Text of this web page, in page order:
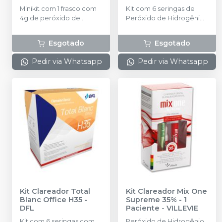
Minikit com 1 frasco com
4g de peróxido de
+ 1 frasco com 2g de
espessante + 1 frasco
com 2g de solução
Neutralize (neutralizante
para preparo do gel.
Esgotado
Pedir via Whatsapp
Kit com 6 seringas de
Peróxido de Hidrogênio
Espessante; 1 seringa de
Total Blanc Protetor
Gengival; 1 frasco de Total
Blanc Neutralizante; 6
transparentes (para o gel
clareador); 6 conectores;
1 ponta aplicadora preta
(para o protetor
gengival).
Esgotado
Pedir via Whatsapp
Kit Clareador Total
Blanc Office H35 -
DFL
Kit Clareador Mix One
Supreme 35% - 1
Paciente - VILLEVIE